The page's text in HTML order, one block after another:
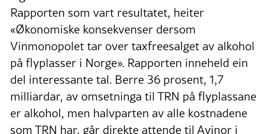
Rapporten som vart resultatet, heiter
«Økonomiske konsekvenser dersom
Vinmonopolet tar over taxfree­salget av alkohol
på flyplasser i Norge». Rapporten inneheld ein
del interessante tal. Berre 36 prosent, 1,7
milliardar, av omsetninga til TRN på flyplassane
er alkohol, men halvparten av alle kostnadene
som TRN har, går direkte attende til Avinor i